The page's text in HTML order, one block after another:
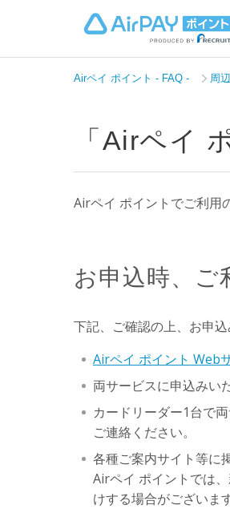
Airペイ ポイント - FAQ - 周
「Airペイ
Airペイ ポイントでご利用
お申込時、ご
下記、ご確認の上、お申込
Airペイ ポイント Web
両サービスに申込みい
カードリーダー1台で
ご連絡ください。
各種ご案内サイト等に
Airペイ ポイントでは
けする場合がございま